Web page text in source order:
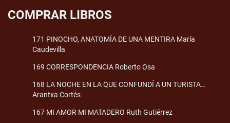
COMPRAR LIBROS
171 PINOCHO, ANATOMÍA DE UNA MENTIRA María
Caudevilla
169 CORRESPONDENCIA Roberto Osa
168 LA NOCHE EN LA QUE CONFUNDÍ A UN TURISTA…
Arantxa Cortés
167 MI AMOR MI MATADERO Ruth Gutiérrez